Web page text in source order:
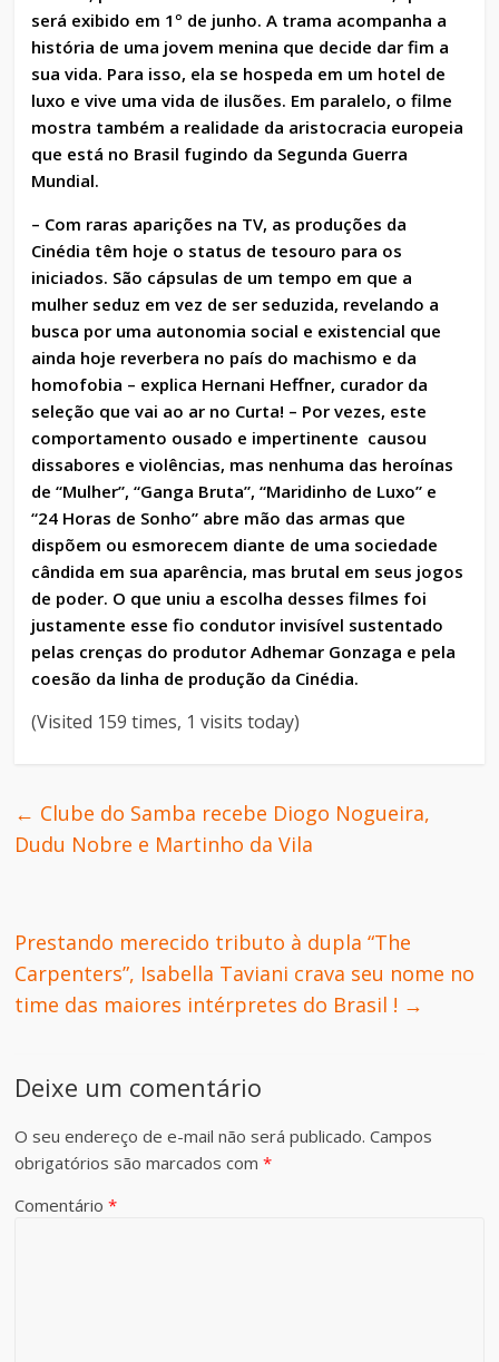
será exibido em 1º de junho. A trama acompanha a
história de uma jovem menina que decide dar fim a
sua vida. Para isso, ela se hospeda em um hotel de
luxo e vive uma vida de ilusões. Em paralelo, o filme
mostra também a realidade da aristocracia europeia
que está no Brasil fugindo da Segunda Guerra
Mundial.
– Com raras aparições na TV, as produções da
Cinédia têm hoje o status de tesouro para os
iniciados. São cápsulas de um tempo em que a
mulher seduz em vez de ser seduzida, revelando a
busca por uma autonomia social e existencial que
ainda hoje reverbera no país do machismo e da
homofobia – explica Hernani Heffner, curador da
seleção que vai ao ar no Curta! – Por vezes, este
comportamento ousado e impertinente causou
dissabores e violências, mas nenhuma das heroínas
de “Mulher”, “Ganga Bruta”, “Maridinho de Luxo” e
“24 Horas de Sonho” abre mão das armas que
dispõem ou esmorecem diante de uma sociedade
cândida em sua aparência, mas brutal em seus jogos
de poder. O que uniu a escolha desses filmes foi
justamente esse fio condutor invisível sustentado
pelas crenças do produtor Adhemar Gonzaga e pela
coesão da linha de produção da Cinédia.
(Visited 159 times, 1 visits today)
← Clube do Samba recebe Diogo Nogueira,
Dudu Nobre e Martinho da Vila
Prestando merecido tributo à dupla “The
Carpenters”, Isabella Taviani crava seu nome no
time das maiores intérpretes do Brasil ! →
Deixe um comentário
O seu endereço de e-mail não será publicado. Campos
obrigatórios são marcados com*
Comentário*